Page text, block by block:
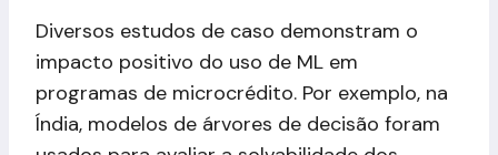
Diversos estudos de caso demonstram o
impacto positivo do uso de ML em
programas de microcrédito. Por exemplo, na
Índia, modelos de árvores de decisão foram